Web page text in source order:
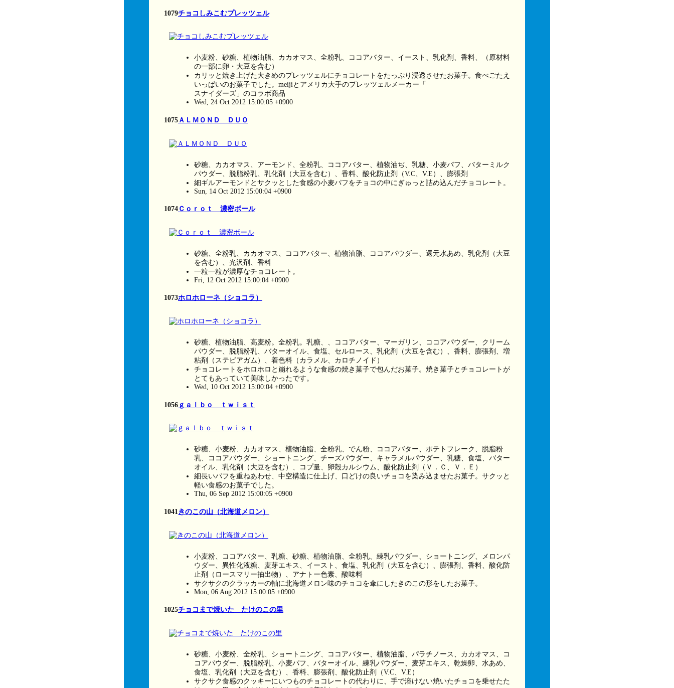
1079チョコしみこむプレッツェル
小麦粉、砂糖、植物油脂、カカオマス、全粉乳、ココアバター、イースト、乳化剤、香料、（原材料
の一部に卵・大豆を含む）
カリッと焼き上げた大きめのプレッツェルにチョコレートをたっぷり浸透させたお菓子。食べごたえ
いっぱいのお菓子でした。meijiとアメリカ大手のプレッツェルメーカー「
スナイダーズ」のコラボ商品
Wed, 24 Oct 2012 15:00:05 +0900
1075 ＡＬＭＯＮＤ ＤＵＯ
砂糖、カカオマス、アーモンド、全粉乳、ココアバター、植物油ぢ、乳糖、小麦パフ、バターミルク
パウダー、脱脂粉乳、乳化剤（大豆を含む）、香料、酸化防止剤（V.C、V.E）、膨張剤
細ギルアーモンドとサクッとした食感の小麦パフをチョコの中にぎゅっと詰め込んだチョコレート。
Sun, 14 Oct 2012 15:00:04 +0900
1074 Ｃｏｒｏｔ 濃密ボール
砂糖、全粉乳、カカオマス、ココアバター、植物油脂、ココアパウダー、還元水あめ、乳化剤（大豆
を含む）、光沢剤、香料
一粒一粒が濃厚なチョコレート。
Fri, 12 Oct 2012 15:00:04 +0900
1073ホロホローネ（ショコラ）
砂糖、植物油脂、高麦粉。全粉乳。乳糖、、ココアバター、マーガリン、ココアパウダー、クリーム
パウダー、脱脂粉乳、バターオイル、食塩、セルロース、乳化剤（大豆を含む）、香料、膨張剤、増
粘剤（ステビアガム）、着色料（カラメル、カロチノイド）
チョコレートをホロホロと崩れるような食感の焼き菓子で包んだお菓子。焼き菓子とチョコレートが
とてもあっていて美味しかったです。
Wed, 10 Oct 2012 15:00:04 +0900
1056 ｇａｌｂｏ ｔｗｉｓｔ
砂糖、小麦粉、カカオマス、植物油脂、全粉乳、でん粉、ココアバター、ポテトフレーク、脱脂粉
乳、ココアパウダー、ショートニング、チーズパウダー、キャラメルパウダー、乳糖、食塩、バター
オイル、乳化剤（大豆を含む）、コプ量、卵殻カルシウム、酸化防止剤（Ｖ．Ｃ、Ｖ．Ｅ）
細長いパフを重ねあわせ、中空構造に仕上げ、口どけの良いチョコを染み込ませたお菓子。サクッと
軽い食感のお菓子でした。
Thu, 06 Sep 2012 15:00:05 +0900
1041 きのこの山（北海道メロン）
小麦粉、ココアバター、乳糖、砂糖、植物油脂、全粉乳、練乳パウダー、ショートニング、メロンパ
ウダー、異性化液糖、麦芽エキス、イースト、食塩、乳化剤（大豆を含む）、膨張剤、香料、酸化防
止剤（ロースマリー抽出物）、アナトー色素、酸味料
サクサクのクラッカーの軸に北海道メロン味のチョコを傘にしたきのこの形をしたお菓子。
Mon, 06 Aug 2012 15:00:05 +0900
1025チョコまで焼いた たけのこの里
砂糖、小麦粉、全粉乳、ショートニング、ココアバター、植物油脂、パラチノース、カカオマス、コ
コアパウダー、脱脂粉乳、小麦パフ、バターオイル、練乳パウダー、麦芽エキス、乾燥卵、水あめ、
食塩、乳化剤（大豆を含む）、香料、膨張剤、酸化防止剤（V.C、V.E）
サクサク食感のクッキーにいつものチョコレートの代わりに、手で溶けない焼いたチョコを乗せたた